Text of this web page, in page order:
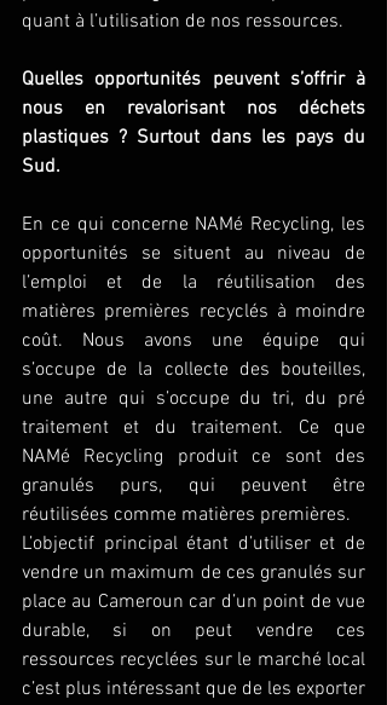
quant à l’utilisation de nos ressources.
Quelles opportunités peuvent s’offrir à
nous en revalorisant nos déchets
plastiques ? Surtout dans les pays du
Sud.
En ce qui concerne NAMé Recycling, les
opportunités se situent au niveau de
l’emploi et de la réutilisation des
matières premières recyclés à moindre
coût. Nous avons une équipe qui
s’occupe de la collecte des bouteilles,
une autre qui s’occupe du tri, du pré
traitement et du traitement. Ce que
NAMé Recycling produit ce sont des
granulés purs, qui peuvent être
réutilisées comme matières premières.
L’objectif principal étant d’utiliser et de
vendre un maximum de ces granulés sur
place au Cameroun car d’un point de vue
durable, si on peut vendre ces
ressources recyclées sur le marché local
c’est plus intéressant que de les exporter